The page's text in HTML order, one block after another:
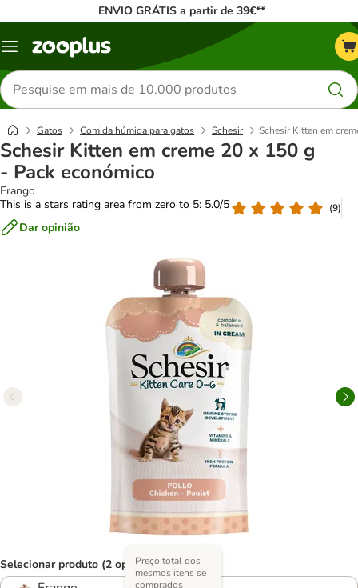
ENVIO GRÁTIS a partir de 39€**
Menu
Pesquisar
produtos
Gatos Comida húmida para gatos Schesir Schesir Kitten em
Schesir Kitten em creme 20 x 150 g
- Pack económico
Frango
This is a stars rating area from zero to 5: 5.0/5
(9)
Dar opinião
Selecionar produto (2 opções)Preço total dos
mesmos itens se
comprados